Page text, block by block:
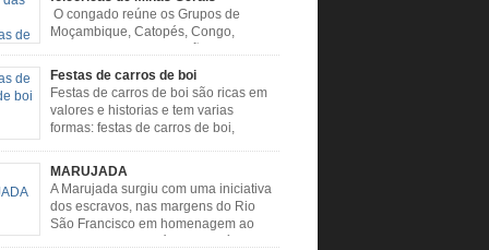
O congado reúne os Grupos de
Moçambique, Catopés, Congo,
Marujada, Caboclos, Vilão e
Escravos trazidos da África buscavam,
rituais, extrapolar seus sentimentos e culto
O Congado nasceu da fusão destes ritos com
católica, imposta aos negros pela Igreja,
novas histórias que envolviam, sobretudo,
do […]
Festas de carros de boi
Festas de carros de boi são ricas em
valores e historias e tem varias
formas: festas de carros de boi,
boi, rodeios, carreatas de carros de boi,
carros de boi, carreteada, carreiros,
boiadas, carapinas, artesãos, exposição
ou seja é um ponto forte […]
MARUJADA
A Marujada surgiu com uma iniciativa
dos escravos, nas margens do Rio
São Francisco em homenagem ao